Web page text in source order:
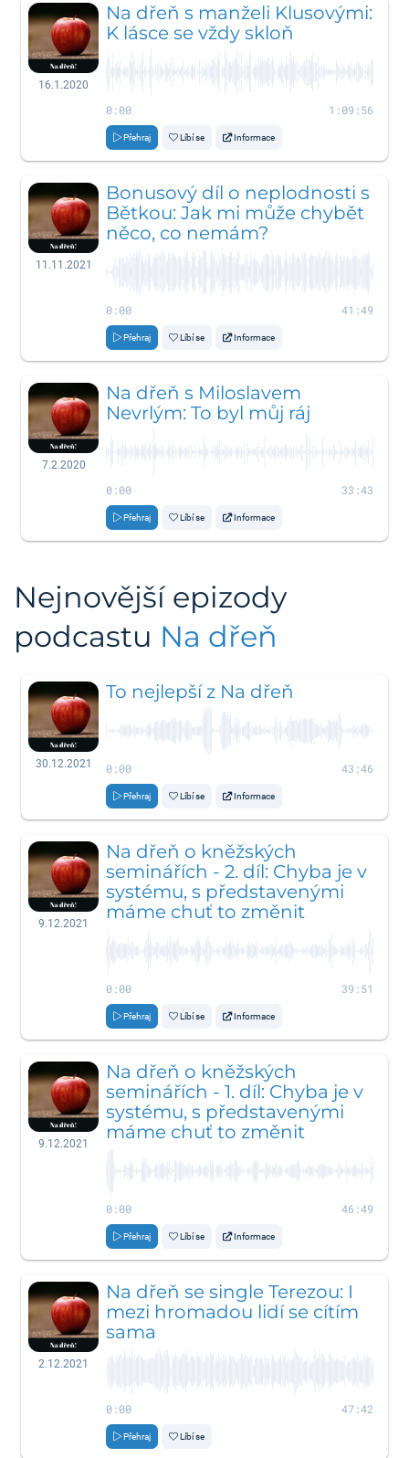
16.1.2020
Na dřeň s manželi Klusovými:
K lásce se vždy skloň
0:00 1:09:56
Přehraj Líbí se Informace
11.11.2021
Bonusový díl o neplodnosti s
Bětkou: Jak mi může chybět
něco, co nemám?
0:00 41:49
Přehraj Líbí se Informace
7.2.2020
Na dřeň s Miloslavem
Nevrlým: To byl můj ráj
0:00 33:43
Přehraj Líbí se Informace
Nejnovější epizody
podcastu Na dřeň
30.12.2021
To nejlepší z Na dřeň
0:00 43:46
Přehraj Líbí se Informace
9.12.2021
Na dřeň o kněžských
seminářích - 2. díl: Chyba je v
systému, s představenými
máme chuť to změnit
0:00 39:51
Přehraj Líbí se Informace
9.12.2021
Na dřeň o kněžských
seminářích - 1. díl: Chyba je v
systému, s představenými
máme chuť to změnit
0:00 46:49
Přehraj Líbí se Informace
2.12.2021
Na dřeň se single Terezou: I
mezi hromadou lidí se cítím
sama
0:00 47:42
Přehraj Líbí se